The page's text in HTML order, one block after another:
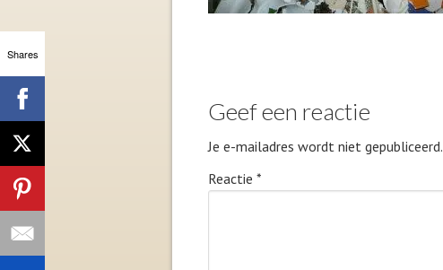
Geef een reactie
Je e-mailadres wordt niet gepubliceerd.
Reactie *
Shares